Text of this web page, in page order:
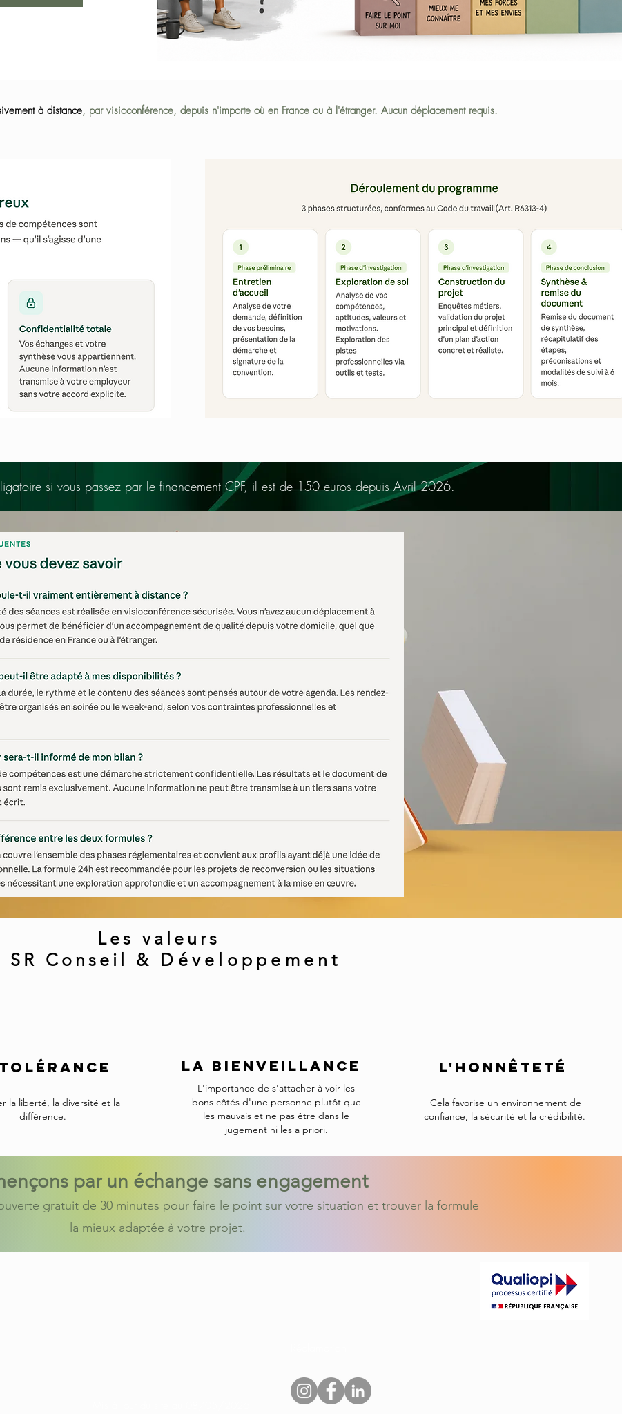
à distance, par visioconférence, depuis n'importe où en France ou à l'étranger. Aucun déplacement requis.
si vous passez par le financement CPF, il est de 150 euros depuis Avril 2026.
Les valeurs
SR Conseil & Développement
tolérance
la liberté, la diversité et la
différence.
LA BIENVEILLANCE
L'importance de s'attacher à voir les
bons côtés d'une personne plutôt que
les mauvais et ne pas être dans le
jugement ni les a priori.
L'honnêteté
Cela favorise un environnement de
confiance, la sécurité et la crédibilité.
par un échange sans engagement
gratuit de 30 minutes pour faire le point sur votre situation et trouver la formule
la mieux adaptée à votre projet.